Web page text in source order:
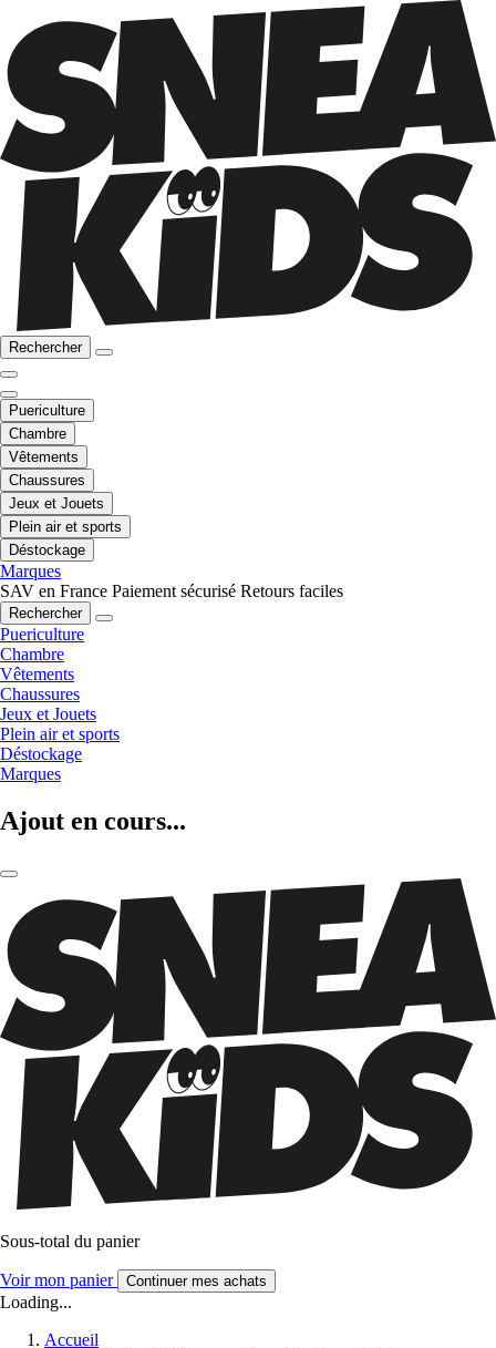
Rechercher
Puericulture
Chambre
Vêtements
Chaussures
Jeux et Jouets
Plein air et sports
Déstockage
Marques
SAV en France Paiement sécurisé Retours faciles
Rechercher
Puericulture
Chambre
Vêtements
Chaussures
Jeux et Jouets
Plein air et sports
Déstockage
Marques
Ajout en cours...
Sous-total du panier
Voir mon panier Continuer mes achats
Loading...
Accueil